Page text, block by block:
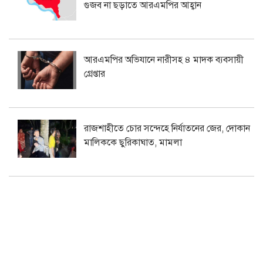
গুজব না ছড়াতে আরএমপির আহ্বান
আরএমপির অভিযানে নারীসহ ৪ মাদক ব্যবসায়ী
গ্রেপ্তার
রাজশাহীতে চোর সন্দেহে নির্যাতনের জের, দোকান
মালিককে ছুরিকাঘাত, মামলা